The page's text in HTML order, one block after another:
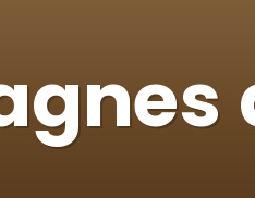
30 personnes viennent de faire un
Il reste 49 places pour étudier en